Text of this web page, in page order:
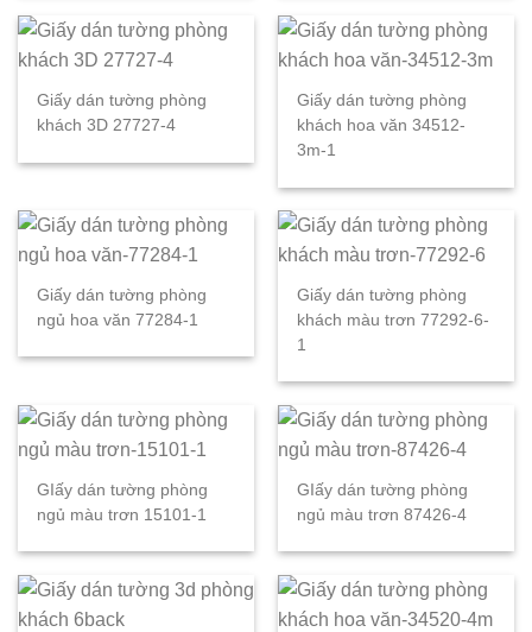
Giấy dán tường phòng
khách 3D 27727-4
Giấy dán tường phòng
khách hoa văn 34512-
3m-1
Giấy dán tường phòng
ngủ hoa văn 77284-1
Giấy dán tường phòng
khách màu trơn 77292-6-
1
GIấy dán tường phòng
ngủ màu trơn 15101-1
GIấy dán tường phòng
ngủ màu trơn 87426-4